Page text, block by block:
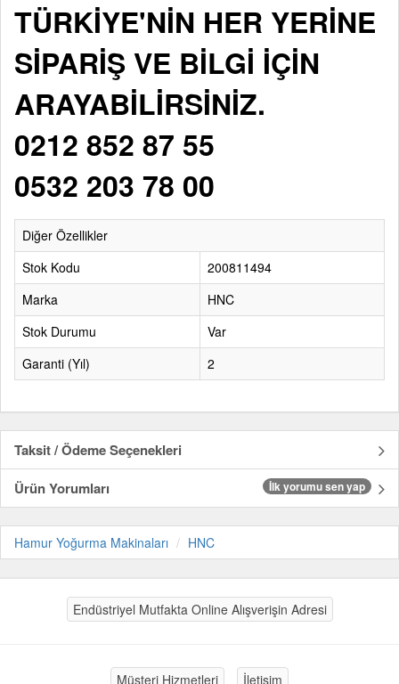
TÜRKİYE'NİN HER YERİNE
SİPARİŞ VE BİLGİ İÇİN
ARAYABİLİRSİNİZ.
0212 852 87 55
0532 203 78 00
Diğer Özellikler
Stok Kodu
200811494
Marka
HNC
Stok Durumu
Var
Garanti (Yıl)
2
Taksit / Ödeme Seçenekleri
Ürün Yorumları
İlk yorumu sen yap
Hamur Yoğurma Makinaları HNC
Endüstriyel Mutfakta Online Alışverişin Adresi
Müşteri Hizmetleri İletişim